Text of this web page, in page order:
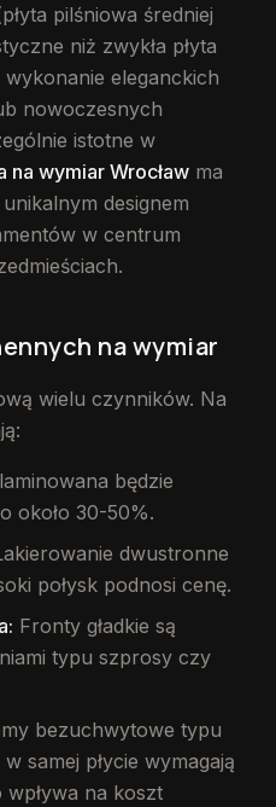
pilśniowa średniej
niż zwykła płyta
eleganckich
nowoczesnych
istotne w
na wymiar Wrocław ma
designem
w centrum
na wymiar
wielu czynników. Na
będzie
około 30-50%.
dwustronne
połysk podnosi cenę.
Fronty gładkie są
typu szprosy czy
bezuchwytowe typu
samej płycie wymagają
na koszt